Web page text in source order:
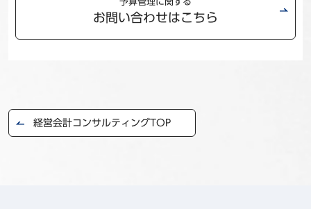
お問い合わせはこちら
経営会計コンサルティングTOP